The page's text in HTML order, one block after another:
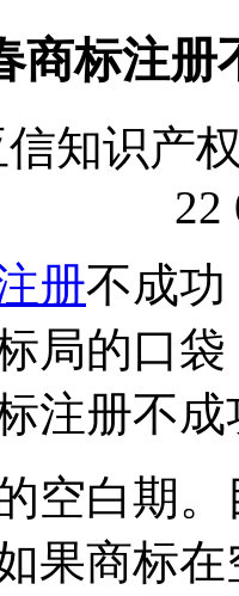
商标注册
知识产
22
册不成功
局的口
注册不
空白期
果商标